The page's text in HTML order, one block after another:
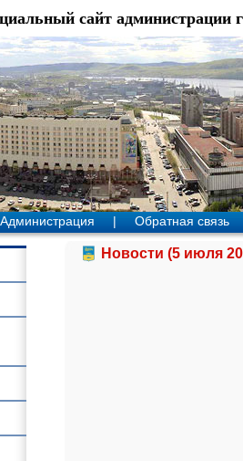
сайт администрации
Администрация | Обратная связь
Новости (5 июля